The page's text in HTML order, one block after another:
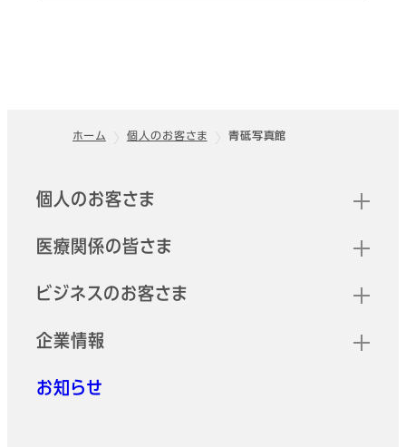
ホーム 個人のお客さま 青砥写真館
クイックリンク
個人のお客さま
医療関係の皆さま
ビジネスのお客さま
企業情報
お知らせ